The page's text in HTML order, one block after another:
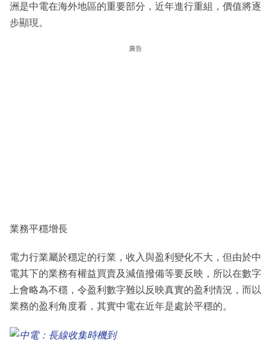
洲是中電在海外地區的重要部分，近年進行重組，價值將逐
步顯現。
廣告
業務平穩增長
電力行業屬於穩定的行業，收入與盈利變化不大，但由於中
電其下的業務有權益買賣及減值撥備等要反映，所以在數字
上會略為不穩，令盈利數字難以反映真實的盈利情況，而以
業務的盈利角度看，其實中電在近年是處於平穩的。